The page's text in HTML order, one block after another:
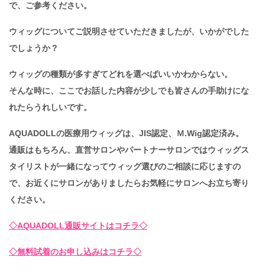
で、ご参考ください。
ウィッグについてご説明させていただきましたが、いかがでした
でしょうか？
ウィッグの種類が多すぎてどれを選べばいいかわからない。
そんな時に、ここでお話した内容が少しでも皆さんの手助けにな
れたらうれしいです。
AQUADOLLの医療用ウィッグは、JIS認定、Ｍ.Wig認定済み。
通販はもちろん、直営サロンやパートナーサロンではウィッグス
タイリストが一緒になってウィッグ選びのご相談に応じますの
で、 お近くにサロンがありましたらお気軽にサロンへお立ち寄り
ください。
◇AQUADOLL通販サイトはコチラ◇
◇無料試着のお申し込みはコチラ◇